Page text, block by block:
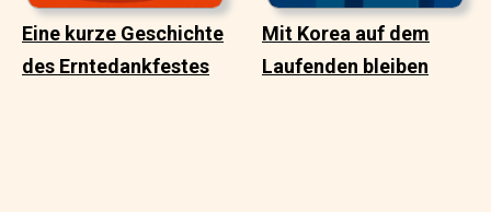
Eine kurze Geschichte
des Erntedankfestes
Mit Korea auf dem
Laufenden bleiben